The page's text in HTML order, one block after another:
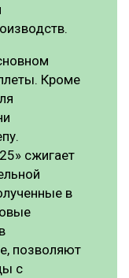
Кроме
сжигает
в
позволяют
с